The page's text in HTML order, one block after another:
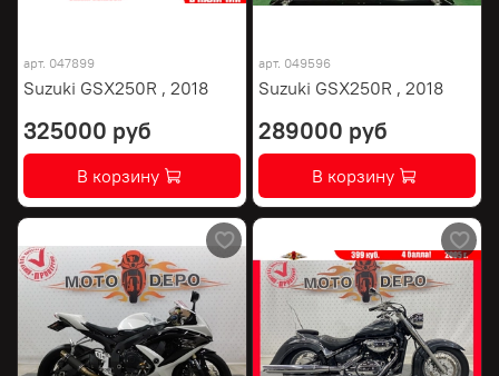
арт. 047899
Suzuki GSX250R , 2018
325000 руб
В корзину
арт. 049596
Suzuki GSX250R , 2018
289000 руб
В корзину